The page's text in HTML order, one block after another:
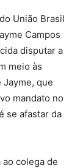
União Brasil
Campos
disputar a
meio às
que
mandato no
se afastar da
colega de